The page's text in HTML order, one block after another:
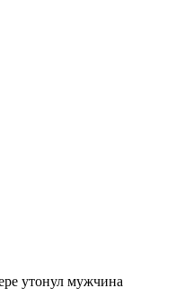
утонул мужчина